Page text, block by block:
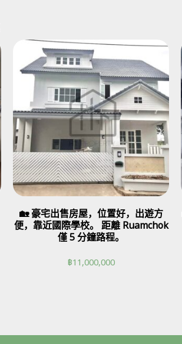
🏡 豪宅出售房屋，位置好，出遊方
便，靠近國際學校。 距離 Ruamchok
僅 5 分鐘路程。
฿11,000,000